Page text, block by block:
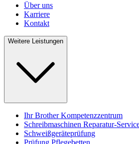
Über uns
Karriere
Kontakt
Weitere Leistungen
Ihr Brother Kompetenzzentrum
Schreibmaschinen Reparatur-
Schweißgeräteprüfung
Prüfung Pflegebetten